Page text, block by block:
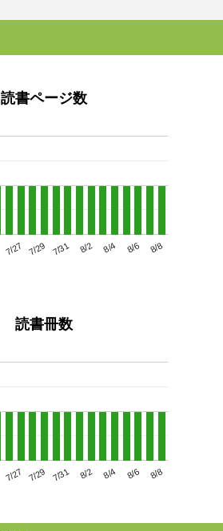
読書ページ数
7/27 7/29 7/31 8/2 8/4 8/6 8/8
読書冊数
7/27 7/29 7/31 8/2 8/4 8/6 8/8